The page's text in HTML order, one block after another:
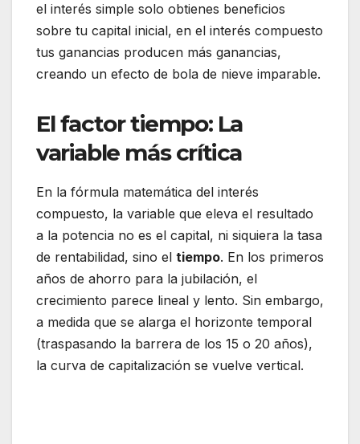
el interés simple solo obtienes beneficios
sobre tu capital inicial, en el interés compuesto
tus ganancias producen más ganancias,
creando un efecto de bola de nieve imparable.
El factor tiempo: La
variable más crítica
En la fórmula matemática del interés
compuesto, la variable que eleva el resultado
a la potencia no es el capital, ni siquiera la tasa
de rentabilidad, sino el tiempo. En los primeros
años de ahorro para la jubilación, el
crecimiento parece lineal y lento. Sin embargo,
a medida que se alarga el horizonte temporal
(traspasando la barrera de los 15 o 20 años),
la curva de capitalización se vuelve vertical.